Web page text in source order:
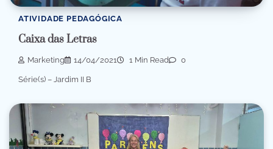
ATIVIDADE PEDAGÓGICA
Caixa das Letras
Marketing 14/04/2021 1 Min Read 0
Série(s) – Jardim II B